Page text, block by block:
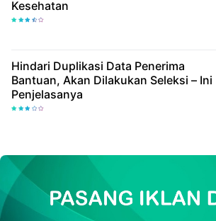
Kesehatan
Hindari Duplikasi Data Penerima
Bantuan, Akan Dilakukan Seleksi – Ini
Penjelasanya